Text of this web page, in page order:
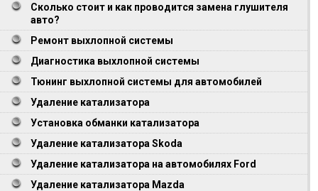
Сколько стоит и как проводится замена глушителя
авто?
Ремонт выхлопной системы
Диагностика выхлопной системы
Тюнинг выхлопной системы для автомобилей
Удаление катализатора
Установка обманки катализатора
Удаление катализатора Skoda
Удаление катализатора на автомобилях Ford
Удаление катализатора Mazda